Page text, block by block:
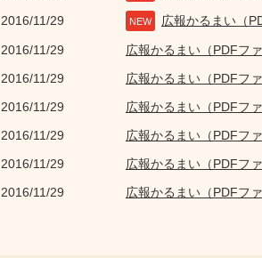
2016/11/29 NEW 広報かるまい（
2016/11/29
広報かるまい（PDFフ
2016/11/29
広報かるまい（PDFフ
2016/11/29
広報かるまい（PDFフ
2016/11/29
広報かるまい（PDFフ
2016/11/29
広報かるまい（PDFフ
2016/11/29
広報かるまい（PDFフ